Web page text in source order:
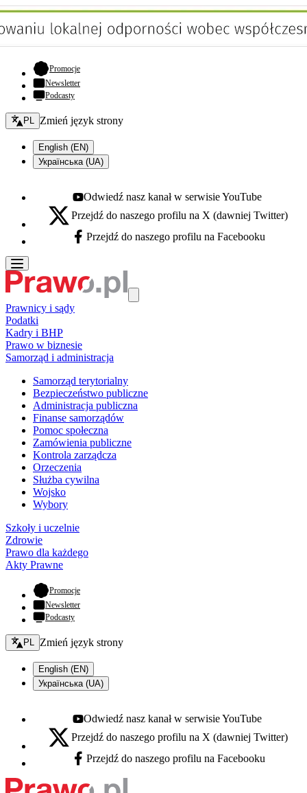
Promocje- otwiera się w nowej karcie
Newsletter
Podcasty
Zmień język - bieżący:
PL Zmień język strony
English (EN)
Українська (UA)
Youtube - otwiera się w nowej karcie
Odwiedź nasz kanał w serwisie YouTube
X - otwiera się w nowej karcie
Przejdź do naszego profilu na X (dawniej Twitter)
Facebook - otwiera się w nowej karcie
Przejdź do naszego profilu na Facebooku
Prawnicy i sądy
Podatki
Kadry i BHP
Prawo w biznesie
Samorząd i administracja
Samorząd terytorialny
Bezpieczeństwo publiczne
Administracja publiczna
Finanse samorządów
Pomoc społeczna
Zamówienia publiczne
Kontrola zarządcza
Orzeczenia
Służba cywilna
Wojsko
Wybory
Szkoły i uczelnie
Zdrowie
Prawo dla każdego
Akty Prawne
Promocje- otwiera się w nowej karcie
Newsletter
Podcasty
Zmień język - bieżący:
PL Zmień język strony
English (EN)
Українська (UA)
Youtube - otwiera się w nowej karcie
Odwiedź nasz kanał w serwisie YouTube
X - otwiera się w nowej karcie
Przejdź do naszego profilu na X (dawniej Twitter)
Facebook - otwiera się w nowej karcie
Przejdź do naszego profilu na Facebooku